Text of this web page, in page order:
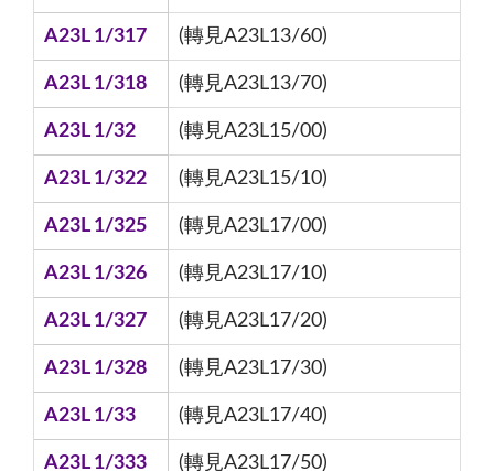
A23L 1/317 (轉見A23L13/60)
A23L 1/318 (轉見A23L13/70)
A23L 1/32 (轉見A23L15/00)
A23L 1/322 (轉見A23L15/10)
A23L 1/325 (轉見A23L17/00)
A23L 1/326 (轉見A23L17/10)
A23L 1/327 (轉見A23L17/20)
A23L 1/328 (轉見A23L17/30)
A23L 1/33 (轉見A23L17/40)
A23L 1/333 (轉見A23L17/50)